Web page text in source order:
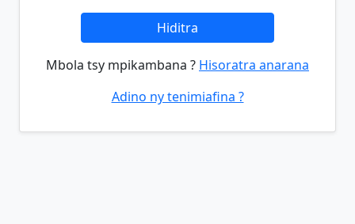
Hiditra
Mbola tsy mpikambana ? Hisoratra anarana
Adino ny tenimiafina ?